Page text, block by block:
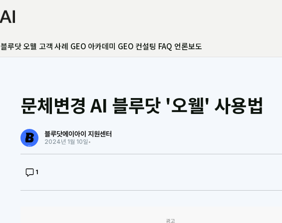
블루닷 오웰 고객 사례 GEO 아카데미 GEO 컨설팅 FAQ 언론보도
문체변경 AI 블루닷 '오웰' 사용법
블루닷에이아이 지원센터
2024년 1월 10일 •
1
광고